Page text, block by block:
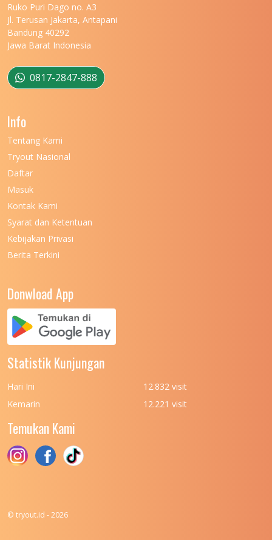
Ruko Puri Dago no. A3
Jl. Terusan Jakarta, Antapani
Bandung 40292
Jawa Barat Indonesia
0817-2847-888
Info
Tentang Kami
Tryout Nasional
Daftar
Masuk
Kontak Kami
Syarat dan Ketentuan
Kebijakan Privasi
Berita Terkini
Donwload App
Statistik Kunjungan
Hari Ini
12.832 visit
Kemarin
12.221 visit
Temukan Kami
© tryout.id - 2026